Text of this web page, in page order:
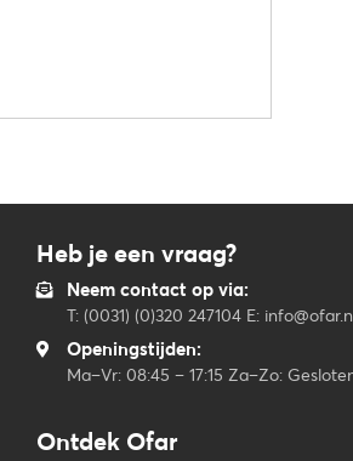
Heb je een vraag?
Neem contact op via:
T: (0031) (0)320 247104 E:
Openingstijden:
Ma–Vr: 08:45 – 17:15 Za–Zo:
Ontdek Ofar